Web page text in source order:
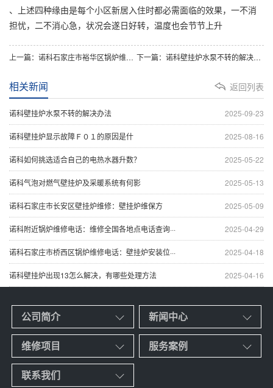
、上述四种缘由是每个小区新居入住时都必需面临的效果，一不消
担忧，二不消心急，状况会遂日好转，温度也会节节上升
上一篇：诺科石家庄市裕华区锅炉维修电话：壁挂炉维修过程中要注意什么吗 下一篇：诺科壁挂炉水泵不转的解决办法
返回列表
相关新闻
2025-09-23
诺科壁挂炉水泵不转的解决办法
2025-08-16
诺科壁挂炉显示故障Ｆ０１的原因是什
2025-05-22
诺科如何挑选适合自己的电热水器升数？
2025-05-13
诺科气泡对燃气壁挂炉及采暖系统有何影
2025-05-09
诺科石家庄市长安区壁挂炉维修：壁挂炉维保方
2025-04-29
诺科附近锅炉维修电话：维修全国各地点电话查询···
2025-04-18
诺科石家庄市桥西区锅炉维修电话：壁挂炉安装位···
2025-04-16
诺科壁挂炉出现13怎么解决，有哪些处理方法
公司简介 新闻中心
维修项目 服务案例
联系我们